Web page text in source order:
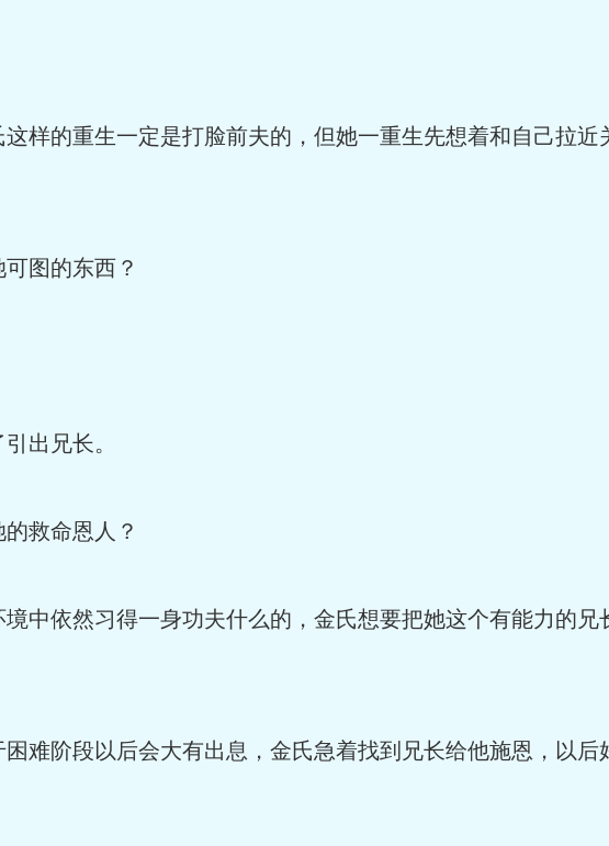
样的重生一定是打脸前夫的，但她一重生先想着和自己拉近
图的东西？
出兄长。
救命恩人？
中依然习得一身功夫什么的，金氏想要把她这个有能力的兄
难阶段以后会大有出息，金氏急着找到兄长给他施恩，以后